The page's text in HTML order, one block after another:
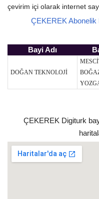
çevirim içi olarak internet
ÇEKEREK Abonelik
Bayi Adı
DOĞAN TEKNOLOJİ
ÇEKEREK Digiturk